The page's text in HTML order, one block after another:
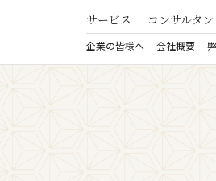
サービス コンサルタン
企業の皆様へ 会社概要